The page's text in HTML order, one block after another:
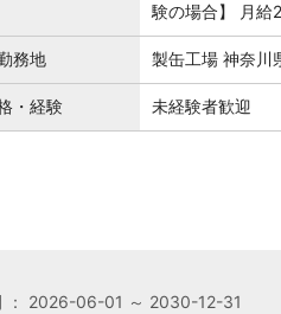
験の場合】 月給
務地 製缶工場 神奈川
・経験 未経験者歓迎
： 2026-06-01 ～ 2030-12-31